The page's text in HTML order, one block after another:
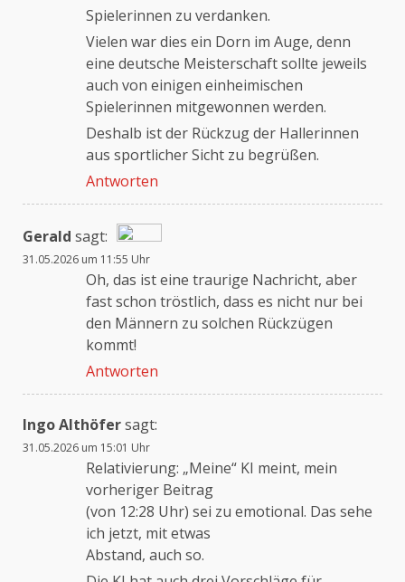
Spielerinnen zu verdanken.
Vielen war dies ein Dorn im Auge, denn
eine deutsche Meisterschaft sollte jeweils
auch von einigen einheimischen
Spielerinnen mitgewonnen werden.
Deshalb ist der Rückzug der Hallerinnen
aus sportlicher Sicht zu begrüßen.
Antworten
Gerald sagt:
Das „Echte-Person“-Abzeichen!
Anti-Spam von CleanTalk
31.05.2026 um 11:55 Uhr
Oh, das ist eine traurige Nachricht, aber
fast schon tröstlich, dass es nicht nur bei
den Männern zu solchen Rückzügen
kommt!
Antworten
Ingo Althöfersagt:
31.05.2026 um 15:01 Uhr
Relativierung: „Meine“ KI meint, mein
vorheriger Beitrag
(von 12:28 Uhr) sei zu emotional. Das sehe
ich jetzt, mit etwas
Abstand, auch so.